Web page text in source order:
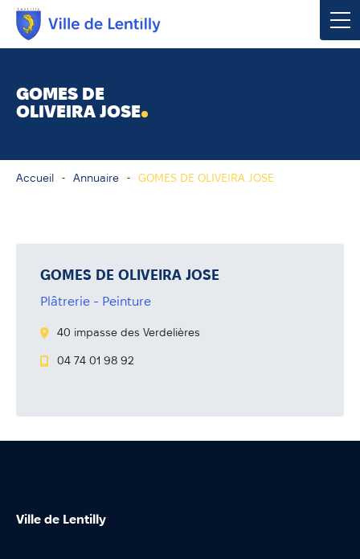
GOMES DE
OLIVEIRA JOSE
Accueil Annuaire GOMES DE OLIVEIRA JOSE
GOMES DE OLIVEIRA JOSE
Plâtrerie - Peinture
40 impasse des Verdelières
04 74 01 98 92
Ville de Lentilly
Vivre à Lentilly
Urbanisme & Environnement
Loisirs, Culture & Sport
Contacter votre mairie
Publications